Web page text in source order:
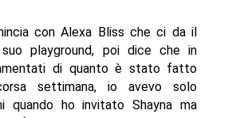
con Alexa Bliss che ci da il
playground, poi dice che in
di quanto è stato fatto
settimana, io avevo solo
quando ho invitato Shayna ma